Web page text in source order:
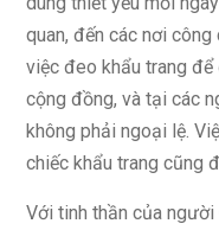
quan, đến các nơi
việc đeo khẩu trang
cộng đồng, và tại các
không phải ngoại lệ.
chiếc khẩu trang cũng
Với tinh thần của